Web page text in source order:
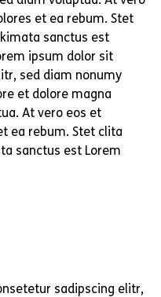
et ea rebum. Stet
sanctus est
ipsum dolor sit
sed diam nonumy
et dolore magna
At vero eos et
ea rebum. Stet clita
sanctus est Lorem
sadipscing elitr,